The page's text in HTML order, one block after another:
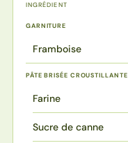
INGRÉDIENT
GARNITURE
Framboise
PÂTE BRISÉE CROUSTILLANTE
Farine
Sucre de canne